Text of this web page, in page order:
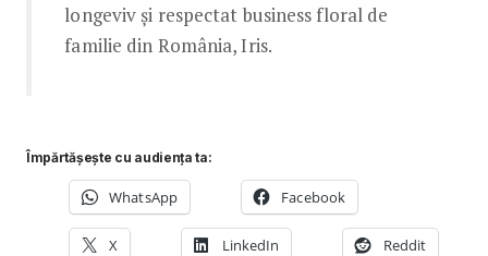
longeviv și respectat business floral de
familie din România, Iris.
Împărtășește cu audiența ta:
WhatsApp Facebook
X LinkedIn Reddit